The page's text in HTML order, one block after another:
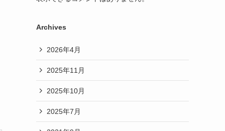
Archives
2026年4月
2025年11月
2025年10月
2025年7月